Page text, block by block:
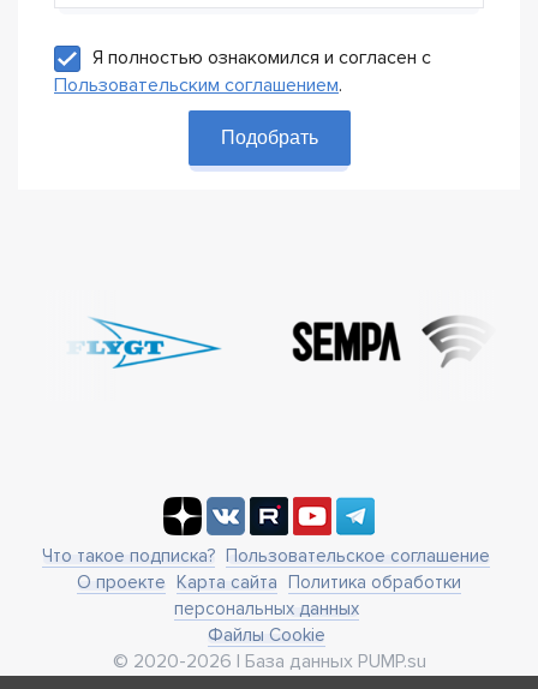
Я полностью ознакомился и согласен с
Пользовательским соглашением.
Подобрать
Что такое подписка? Пользовательское соглашение
О проекте Карта сайта Политика обработки
персональных данных
Файлы Cookie
© 2020-2026 | База данных PUMP.su